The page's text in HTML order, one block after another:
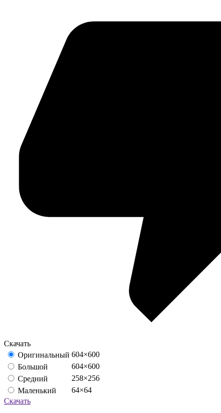
Скачать
Оригинальный 604×600
Большой
604×600
Средний
258×256
Маленький
64×64
Скачать